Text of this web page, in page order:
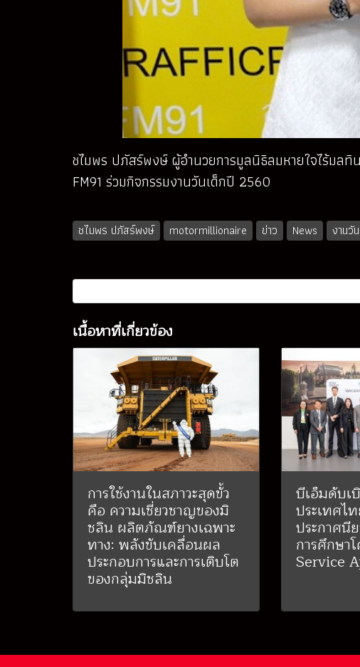
ชไมพร ปภัสร์พงษ์ ผู้อำนวยการมูลนิธิลมหายใจไร้มล
FM91 ร่วมกิจกรรมงานวันเด็กปี 2560
ชไมพร ปภัสร์พงษ์ motormillionaire ข่าว News งานวั
เนื้อหาที่เกี่ยวข้อง
การใช้งานในสภาวะสุดขั้ว
คือ ความเชี่ยวชาญของมิ
ชลิน ผลิตภัณฑ์ยางเฉพาะ
ทาง: พลังขับเคลื่อนผล
ประกอบการและการเติบโต
ของกลุ่มมิชลิน
บีเอ็มดับเ
ประเทศไ
ประกาศนี
การศึกษา
Service